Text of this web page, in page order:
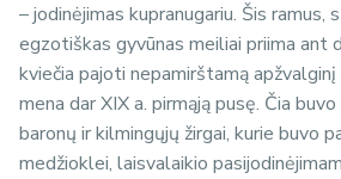
– jodinėjimas kupranugariu. Šis ramus,
egzotiškas gyvūnas meiliai priima ant
kviečia pajoti nepamirštamą
mena dar XIX a. pirmąją pusę. Čia
baronų ir kilmingųjų žirgai, kurie buvo
medžioklei, laisvalaikio